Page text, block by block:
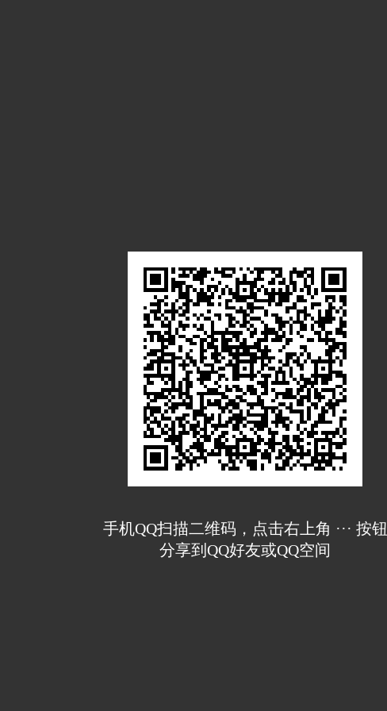
手机QQ扫描二维码，点击右上角 ··· 按钮
分享到QQ好友或QQ空间